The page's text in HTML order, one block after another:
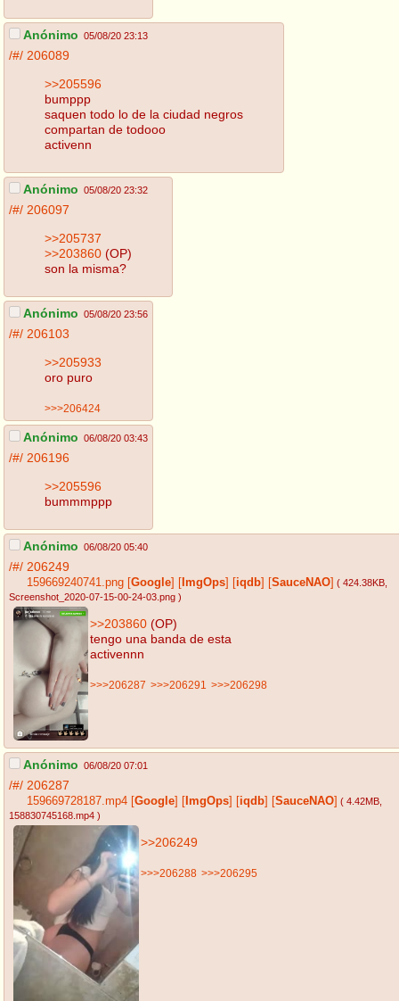
Anónimo 05/08/20 23:13
/#/ 206089
>>205596
bumppp
saquen todo lo de la ciudad negros
compartan de todooo
activenn
Anónimo 05/08/20 23:32
/#/ 206097
>>205737
>>203860 (OP)
son la misma?
Anónimo 05/08/20 23:56
/#/ 206103
>>205933
oro puro
>>>206424
Anónimo 06/08/20 03:43
/#/ 206196
>>205596
bummmppp
Anónimo 06/08/20 05:40
/#/ 206249
159669240741.png [Google] [ ImgOps] [iqdb] [SauceNAO] ( 424.38KB
Screenshot_2020-07-15-00-24-03.png )
>>203860 (OP)
tengo una banda de esta
activennn
>>>206287 >>>206291 >>>206298
Anónimo 06/08/20 07:01
/#/ 206287
159669728187.mp4 [Google] [ ImgOps] [iqdb] [SauceNAO] ( 4.42MB
158830745168.mp4 )
>>206249
>>>206288 >>>206295